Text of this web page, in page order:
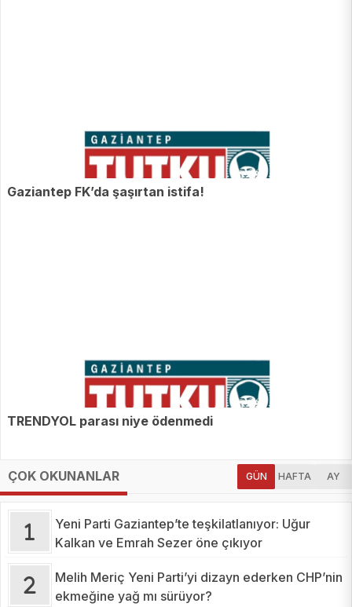
Gaziantep FK’da şaşırtan istifa!
TRENDYOL parası niye ödenmedi
ÇOK OKUNANLAR GÜN HAFTA AY
Yeni Parti Gaziantep’te teşkilatlanıyor: Uğur
Kalkan ve Emrah Sezer öne çıkıyor
Melih Meriç Yeni Parti’yi dizayn ederken CHP’nin
ekmeğine yağ mı sürüyor?